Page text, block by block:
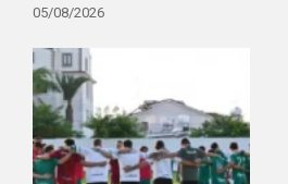
05/08/2026